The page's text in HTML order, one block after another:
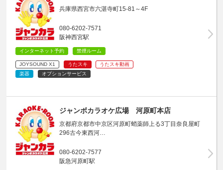
兵庫県西宮市六湛寺町15-81～4F
080-6202-7571
阪神西宮駅
インターネット予約 禁煙ルーム
JOYSOUND X1 うたスキ
うたスキ動画
楽器
オプションサービス
ジャンボカラオケ広場 河原町本店
京都府京都市中京区河原町蛸薬師上る3丁目奈良屋町
296古今東西河…
080-6202-7577
阪急河原町駅